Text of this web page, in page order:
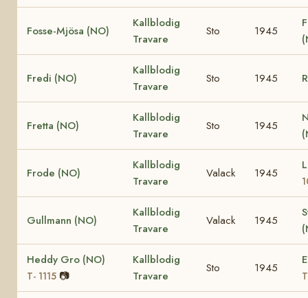
Fosse-Mjösa (NO)
Kallblodig
Travare
Sto 1945
Fredi (NO)
Kallblodig
Travare
Sto 1945
Fretta (NO)
Kallblodig
Travare
Sto 1945
Frode (NO)
Kallblodig
Travare
Valack 1945
Gullmann (NO)
Kallblodig
Travare
Valack 1945
Heddy Gro (NO)
T- 1115 📷
Kallblodig
Travare
Sto 1945